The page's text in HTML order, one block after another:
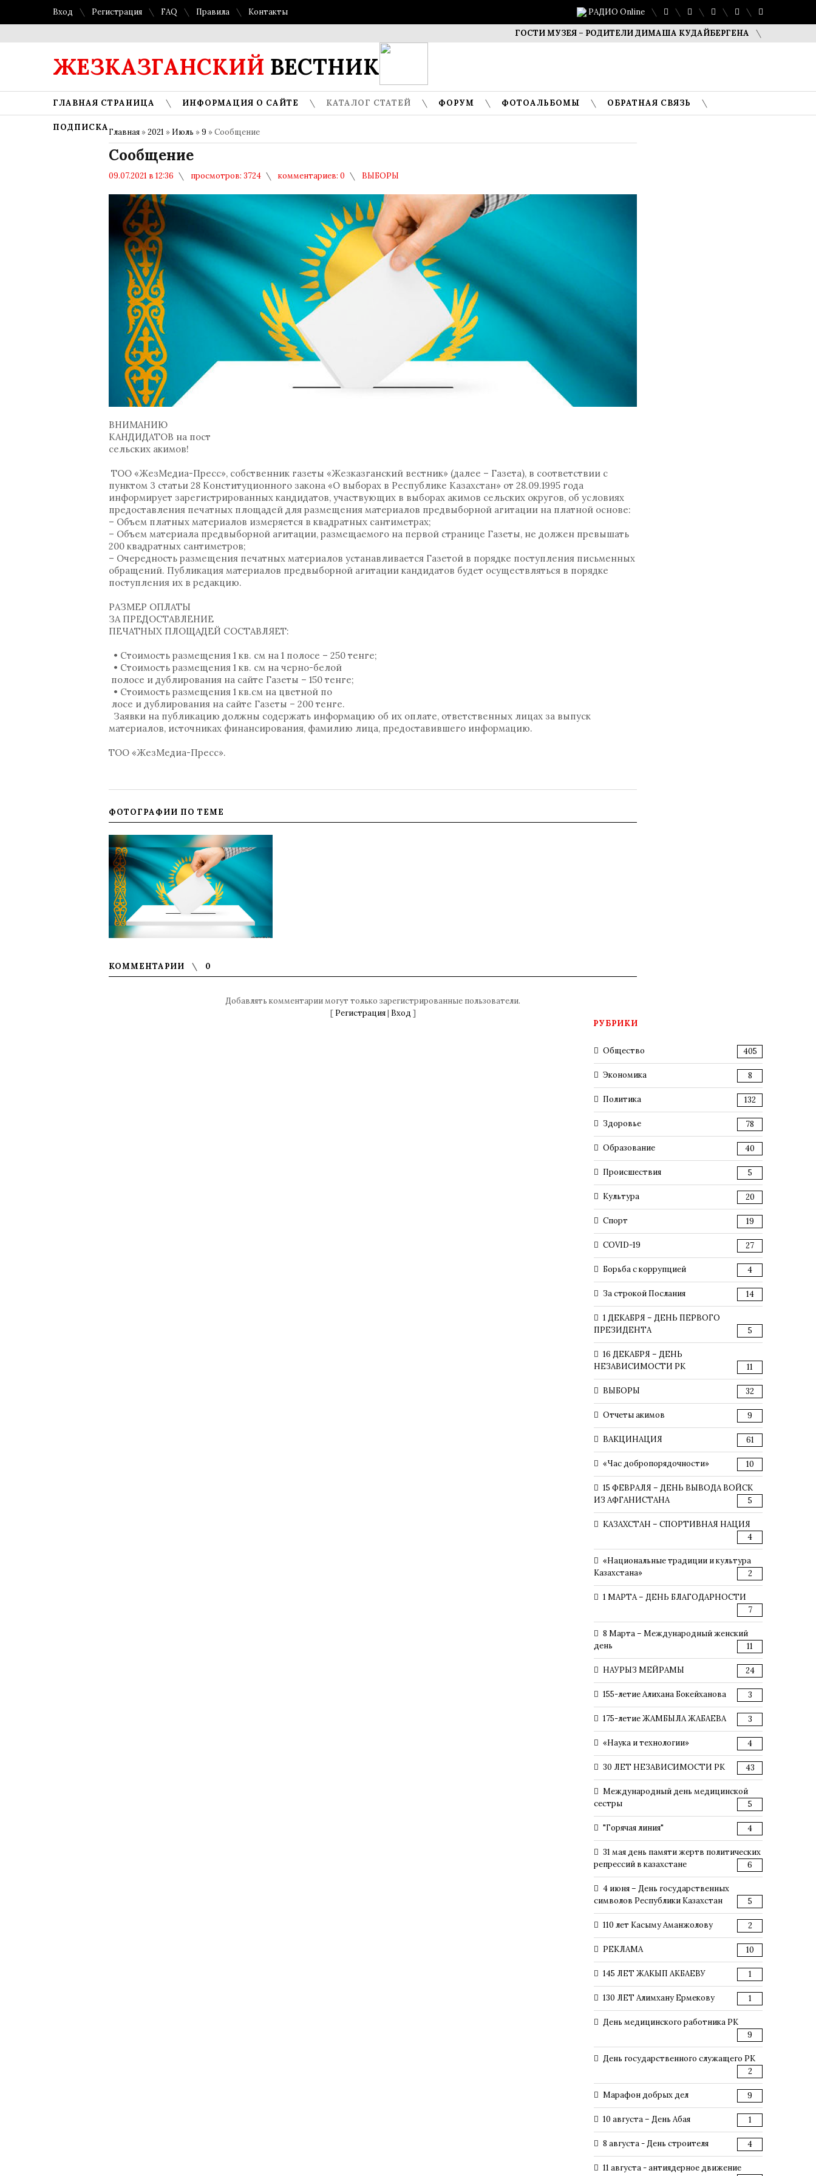
Вход Регистрация FAQ Правила Контакты РАДИО Online
ГОСТИ МУЗЕЯ – РОДИТЕЛИ ДИМАША КУДАЙБЕРГЕНА САФУАН
ЖЕЗКАЗГАНСКИЙ ВЕСТНИК
ГЛАВНАЯ СТРАНИЦА ИНФОРМАЦИЯ О САЙТЕ КАТАЛОГ СТАТЕЙ ФОРУМ ФОТОАЛЬБОМЫ ОБРАТНАЯ СВЯЗЬ
ПОДПИСКАГлавная »2021 » Июль »9 » Сообщение
Сообщение
09.07.2021 в 12:36 просмотров: 3724 комментариев: 0 ВЫБОРЫ
ВНИМАНИЮ
КАНДИДАТОВ на пост
сельских акимов!
ТОО «ЖезМедиа-Пресс», собственник газеты «Жезказганский вестник» (далее – Газета), в соответствии с
пунктом 3 статьи 28 Конституционного закона «О выборах в Республике Казахстан» от 28.09.1995 года
информирует зарегистрированных кандидатов, участвующих в выборах акимов сельских округов, об условиях
предоставления печатных площадей для размещения материалов предвыборной агитации на платной основе:
– Объем платных материалов измеряется в квадратных сантиметрах;
– Объем материала предвыборной агитации, размещаемого на первой странице Газеты, не должен превышать
200 квадратных сантиметров;
– Очередность размещения печатных материалов устанавливается Газетой в порядке поступления письменных
обращений. Публикация материалов предвыборной агитации кандидатов будет осуществляться в порядке
поступления их в редакцию.
РАЗМЕР ОПЛАТЫ
ЗА ПРЕДОСТАВЛЕНИЕ
ПЕЧАТНЫХ ПЛОЩАДЕЙ СОСТАВЛЯЕТ:
• Стоимость размещения 1 кв. см на 1 полосе – 250 тенге;
• Стоимость размещения 1 кв. см на черно-белой
полосе и дублирования на сайте Газеты – 150 тенге;
• Стоимость размещения 1 кв.см на цветной по
лосе и дублирования на сайте Газеты – 200 тенге.
Заявки на публикацию должны содержать информацию об их оплате, ответственных лицах за выпуск
материалов, источниках финансирования, фамилию лица, предоставившего информацию.
ТОО «ЖезМедиа-Пресс».
ФОТОГРАФИИ ПО ТЕМЕ
КОММЕНТАРИИ 0
Добавлять комментарии могут только зарегистрированные пользователи.
[ Регистрация| Вход ]
РУБРИКИ
Общество 405
Экономика 8
Политика 132
Здоровье 78
Образование 40
Происшествия 5
Культура 20
Спорт 19
COVID-19 27
Борьба с коррупцией 4
За строкой Послания 14
1 ДЕКАБРЯ – ДЕНЬ ПЕРВОГО
ПРЕЗИДЕНТА
5
16 ДЕКАБРЯ – ДЕНЬ
НЕЗАВИСИМОСТИ РК
11
ВЫБОРЫ 32
Отчеты акимов 9
ВАКЦИНАЦИЯ 61
«Час добропорядочности» 10
15 ФЕВРАЛЯ – ДЕНЬ ВЫВОДА ВОЙСК
ИЗ АФГАНИСТАНА
5
КАЗАХСТАН – СПОРТИВНАЯ НАЦИЯ
4
«Национальные традиции и культура
Казахстана»
2
1 МАРТА – ДЕНЬ БЛАГОДАРНОСТИ
7
8 Марта – Международный женский
день
11
НАУРЫЗ МЕЙРАМЫ 24
155-летие Алихана Бокейханова 3
175-летие ЖАМБЫЛА ЖАБАЕВА 3
«Наука и технологии» 4
30 ЛЕТ НЕЗАВИСИМОСТИ РК 43
Международный день медицинской
сестры
5
"Горячая линия" 4
31 мая день памяти жертв политических
репрессий в казахстане
6
4 июня – День государственных
символов Республики Казахстан
5
110 лет Касыму Аманжолову 2
РЕКЛАМА 10
145 ЛЕТ ЖАКЫП АКБАЕВУ 1
130 ЛЕТ Алимхану Ермекову 1
День медицинского работника РК
9
День государственного служащего РК
2
Марафон добрых дел 9
10 августа – День Абая 1
8 августа - День строителя 4
11 августа - антиядерное движение